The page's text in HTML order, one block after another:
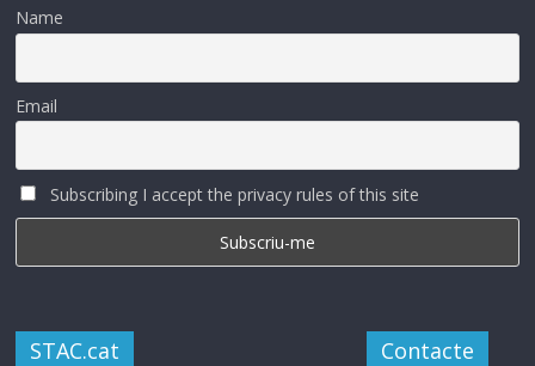
Name
Email
Subscribing I accept the privacy rules of this site
STAC.cat Contacte